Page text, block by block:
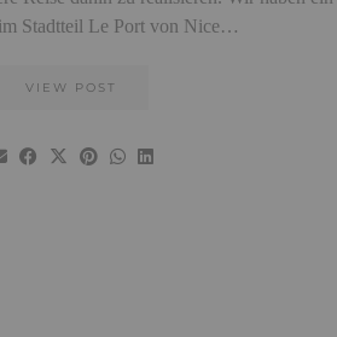
Stadtteil Le Port von Nice…
VIEW POST